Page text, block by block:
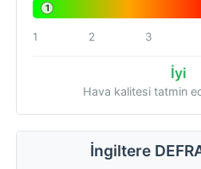
1
1 2 3
İyi
Hava kalitesi tatmin
İngiltere